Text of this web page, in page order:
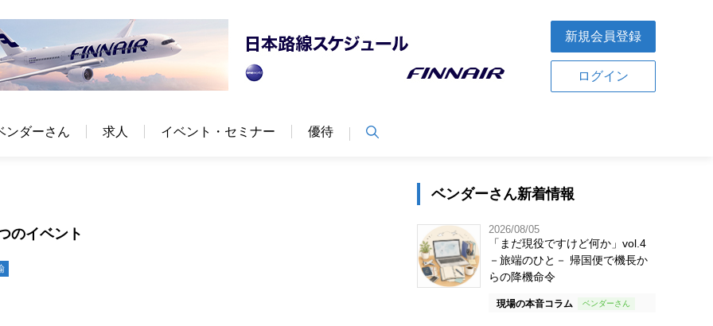
新規会員登録
ログイン
ンダーさん 求人 イベント・セミナー 優待
のイベント
ベンダーさん新着情報
2026/08/05
「まだ現役ですけど何か」vol.4
－旅端のひと－ 帰国便で機長か
らの降機命令
現場の本音コラム